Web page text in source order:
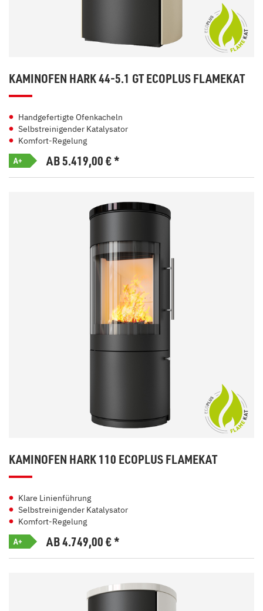
KAMINOFEN HARK 44-5.1 GT ECOPLUS FLAMEKAT
Handgefertigte Ofenkacheln
Selbstreinigender Katalysator
Komfort-Regelung
A+ AB 5.419,00€*
KAMINOFEN HARK 110 ECOPLUS FLAMEKAT
Klare Linienführung
Selbstreinigender Katalysator
Komfort-Regelung
A+ AB 4.749,00€*